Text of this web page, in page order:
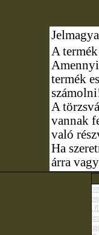
A
termék
A
vannak
való
Ha
árra